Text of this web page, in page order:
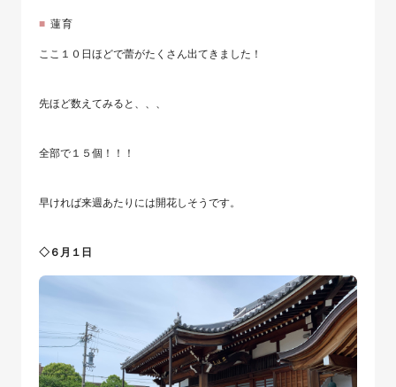
蓮育
ここ１０日ほどで蕾がたくさん出てきました！
先ほど数えてみると、、、
全部で１５個！！！
早ければ来週あたりには開花しそうです。
◇６月１日